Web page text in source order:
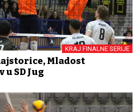
KRAJ FINALNE SERIJE
Mladost
SD Jug